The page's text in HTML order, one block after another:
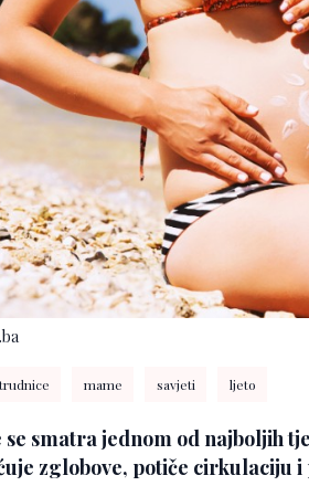
mame savjeti ljeto
se smatra jednom od najboljih
zglobove, potiče cirkulaciju